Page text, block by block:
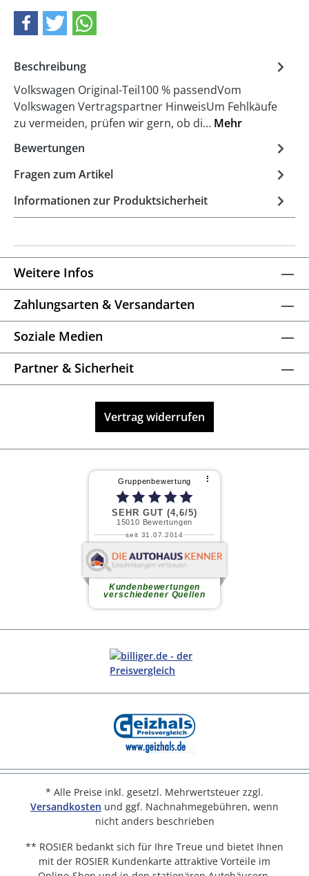
Beschreibung
Volkswagen Original-Teil100 % passendVom
Volkswagen Vertragspartner HinweisUm Fehlkäufe
zu vermeiden, prüfen wir gern, ob di… Mehr
Bewertungen
Fragen zum Artikel
Informationen zur Produktsicherheit
Weitere Infos
Zahlungsarten & Versandarten
Soziale Medien
Partner & Sicherheit
Vertrag widerrufen
* Alle Preise inkl. gesetzl. Mehrwertsteuer zzgl.
Versandkosten und ggf. Nachnahmegebühren, wenn
nicht anders beschrieben
** ROSIER bedankt sich für Ihre Treue und bietet Ihnen
mit der ROSIER Kundenkarte attraktive Vorteile im